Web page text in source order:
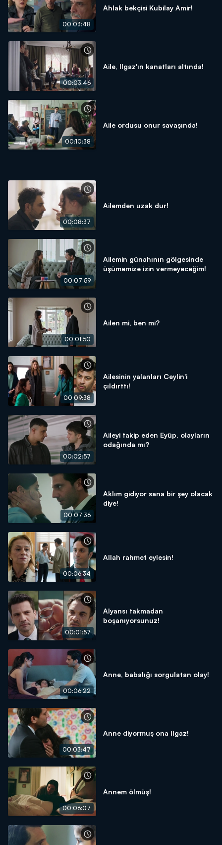
00:03:48
Ahlak bekçisi Kubilay Amir!
00:03:46
Aile, Ilgaz'ın kanatları altında!
00:10:38
Aile ordusu onur savaşında!
00:08:37
Ailemden uzak dur!
00:07:59
Ailemin günahının gölgesinde
üşümemize izin vermeyeceğim!
00:01:50
Ailen mi, ben mi?
00:09:38
Ailesinin yalanları Ceylin'i
çıldırttı!
00:02:57
Aileyi takip eden Eyüp, olayların
odağında mı?
00:07:36
Aklım gidiyor sana bir şey olacak
diye!
00:06:34
Allah rahmet eylesin!
00:01:57
Alyansı takmadan
boşanıyorsunuz!
00:06:22
Anne, babalığı sorgulatan olay!
00:03:47
Anne diyormuş ona Ilgaz!
00:06:07
Annem ölmüş!